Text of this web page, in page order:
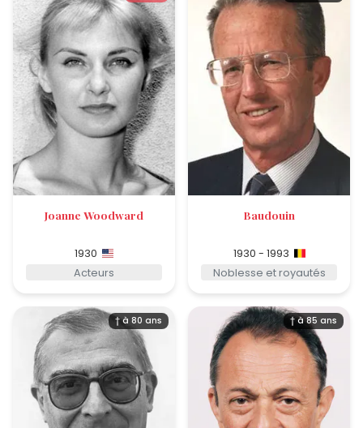
Joanne Woodward
1930
Acteurs
Baudouin
1930 - 1993
Noblesse et royautés
† à 80 ans † à 85 ans